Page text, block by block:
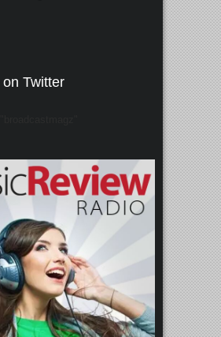
Twitter